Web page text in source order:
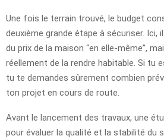
Une fois le terrain trouvé, le budget
deuxième grande étape à sécuriser. Ici,
du prix de la maison “en elle-même”,
réellement de la rendre habitable. Si tu
tu te demandes sûrement combien
ton projet en cours de route.
Avant le lancement des travaux, une
pour évaluer la qualité et la stabilité du